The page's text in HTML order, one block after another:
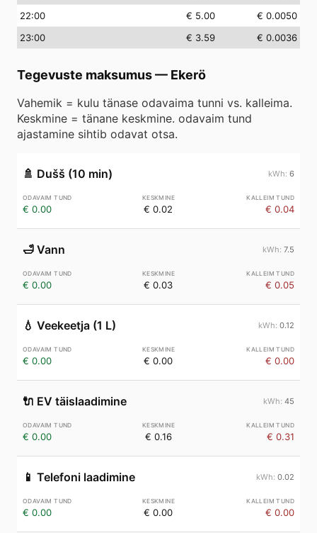
22:00 € 5.00
€ 0.0050
23:00 € 3.59 € 0.0036
Tegevuste maksumus— Ekerö
Vahemik = kulu tänase odavaima tunni vs. kalleima.
Keskmine = tänane keskmine. odavaim tund
ajastamine sihtib odavat otsa.
🚿 Dušš (10 min) 6
€ 0.00 € 0.02 € 0.04
🛁 Vann 7.5
€ 0.00 € 0.03 € 0.05
💧 Veekeetja (1 L) 0.12
€ 0.00 € 0.00 € 0.00
🔌 EV täislaadimine 45
€ 0.00 € 0.16 € 0.31
📱 Telefoni laadimine 0.02
€ 0.00 € 0.00 € 0.00